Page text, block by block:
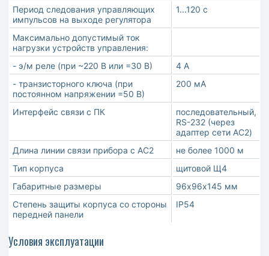
Период следования управляющих
импульсов на выходе регулятора
1...120 с
Максимально допустимый ток
нагрузки устройств управления:
- э/м реле (при ~220 В или =30 В)
4 А
- транзисторного ключа (при
постоянном напряжении =50 В)
200 мА
Интерфейс связи с ПК
последовательный,
RS-232 (через
адаптер сети АС2)
Длина линии связи прибора с АС2
не более 1000 м
Тип корпуса
щитовой Щ4
Габаритные размеры
96х96х145 мм
Степень защиты корпуса со стороны
передней панели
IP54
Условия эксплуатации